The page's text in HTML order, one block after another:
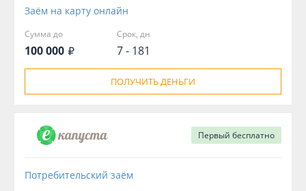
Заём на карту онлайн
Сумма до
100 000
Срок, дн
7 - 181
ПОЛУЧИТЬ ДЕНЬГИ
Первый бесплатно
Потребительский заём